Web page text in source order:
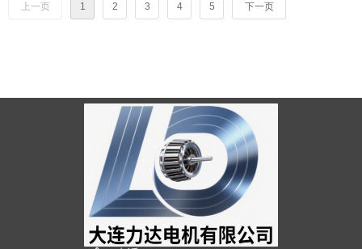
上一页 1 2 3 4 5 下一页